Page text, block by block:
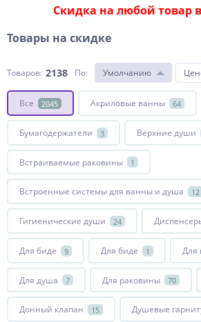
Скидка на любой товар
Товары на скидке
Товаров: 2138 По: Умолчанию
Все 2045 Акриловые ванны 64
Бумагодержатели 3 Верхние души
Встраиваемые раковины 1
Встроенные системы для ванны и душа 12
Гигиенические души 24
Для биде 9 Для биде 1 Для
Для душа 7 Для раковины 70
Донный клапан 15 Душевые